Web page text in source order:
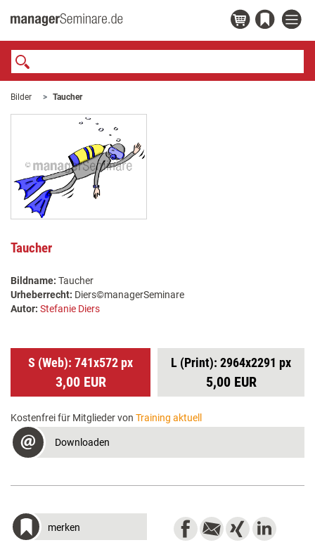
Bilder Taucher
Taucher
Bildname: Taucher
Urheberrecht: Diers©managerSeminare
Autor: Stefanie Diers
S (Web): 741x572 px
3,00 EUR
L (Print): 2964x2291 px
5,00 EUR
Kostenfrei für Mitglieder von Training aktuell
Downloaden
merken